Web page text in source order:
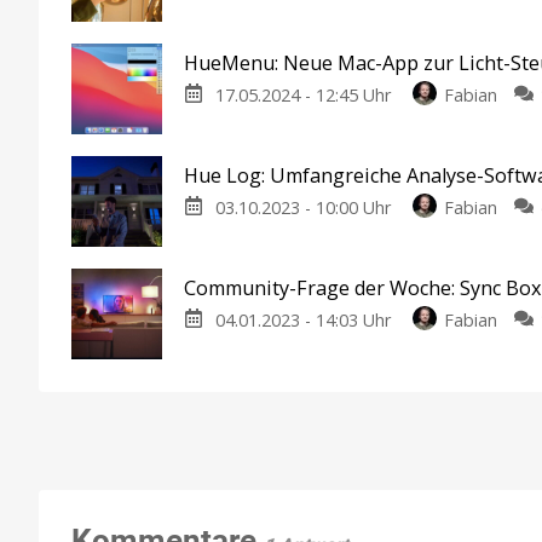
HueMenu: Neue Mac-App zur Licht-
17.05.2024 - 12:45 Uhr Fabian
Hue Log: Umfangreiche Analyse-
03.10.2023 - 10:00 Uhr Fabian
Community-Frage der Woche: Sync
04.01.2023 - 14:03 Uhr Fabian